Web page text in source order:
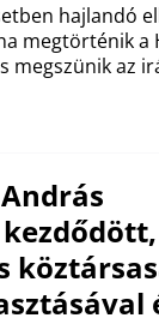
hajlandó
megtörténik a
megszünik az